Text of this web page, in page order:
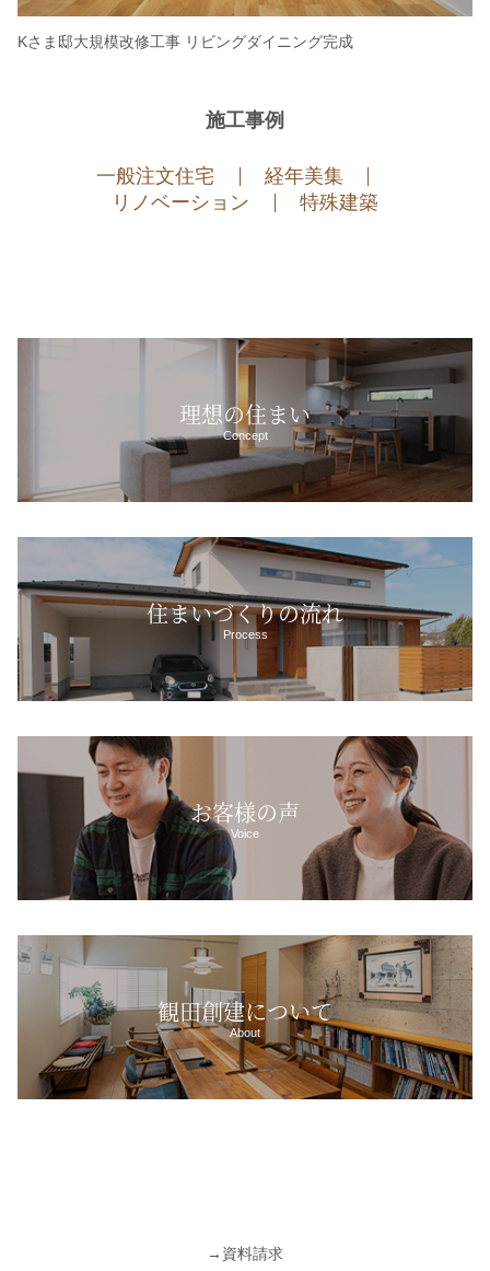
Kさま邸大規模改修工事 リビングダイニング完成
施工事例
一般注文住宅
経年美集
リノベーション
特殊建築
理想の住まい
Concept
住まいづくりの流れ
Process
お客様の声
Voice
観田創建について
About
→ 資料請求